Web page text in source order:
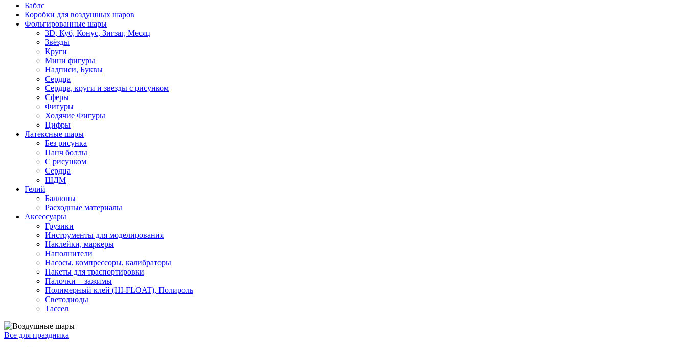
Баблс
Коробки для воздушных шаров
Фольгированные шары
3D, Куб, Конус, Зигзаг, Месяц
Звёзды
Круги
Мини фигуры
Надписи, Буквы
Сердца
Сердца, круги и звезды с рисунком
Сферы
Фигуры
Ходячие Фигуры
Цифры
Латексные шары
Без рисунка
Панч боллы
С рисунком
Сердца
ШДМ
Гелий
Баллоны
Расходные материалы
Аксессуары
Грузики
Инструменты для моделирования
Наклейки, маркеры
Наполнители
Насосы, компрессоры, калибраторы
Пакеты для траспортировки
Палочки + зажимы
Полимерный клей (HI-FLOAT), Полироль
Светодиоды
Тассел
Все для праздника